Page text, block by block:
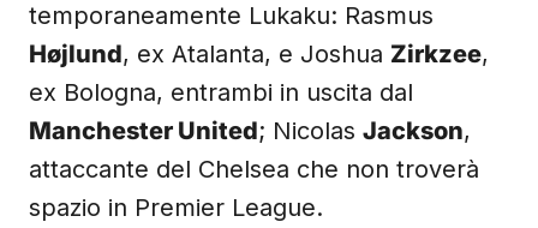
temporaneamente Lukaku: Rasmus
Højlund, ex Atalanta, e Joshua Zirkzee,
ex Bologna, entrambi in uscita dal
Manchester United; Nicolas Jackson,
attaccante del Chelsea che non troverà
spazio in Premier League.